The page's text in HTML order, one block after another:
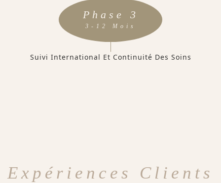
Phase 3
3-12 Mois
Suivi International Et Continuité Des Soins
Expériences Clients